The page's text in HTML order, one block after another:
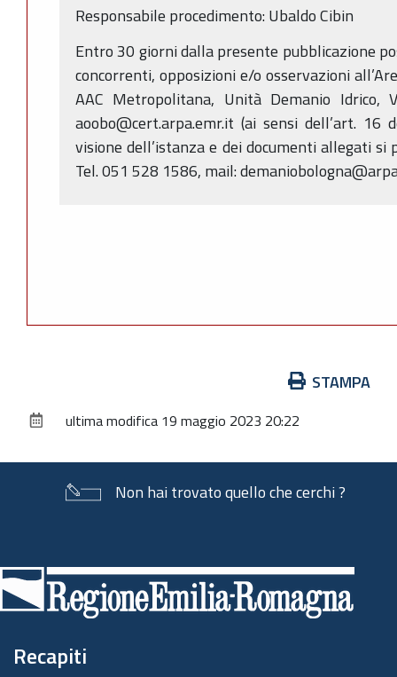
Responsabile procedimento: Ubaldo Cibin
Entro 30 giorni dalla presente pubblicazione
concorrenti, opposizioni e/o osservazioni
AAC Metropolitana, Unità Demanio Idrico,
aoobo@cert.arpa.emr.it (ai sensi dell’art. 16
visione dell’istanza e dei documenti allegati
Tel. 051 528 1586, mail:
documento
STAMPA
ultima modifica 19 maggio 2023 20:22
Non hai trovato quello che cerchi ?
di
pagina
Recapiti